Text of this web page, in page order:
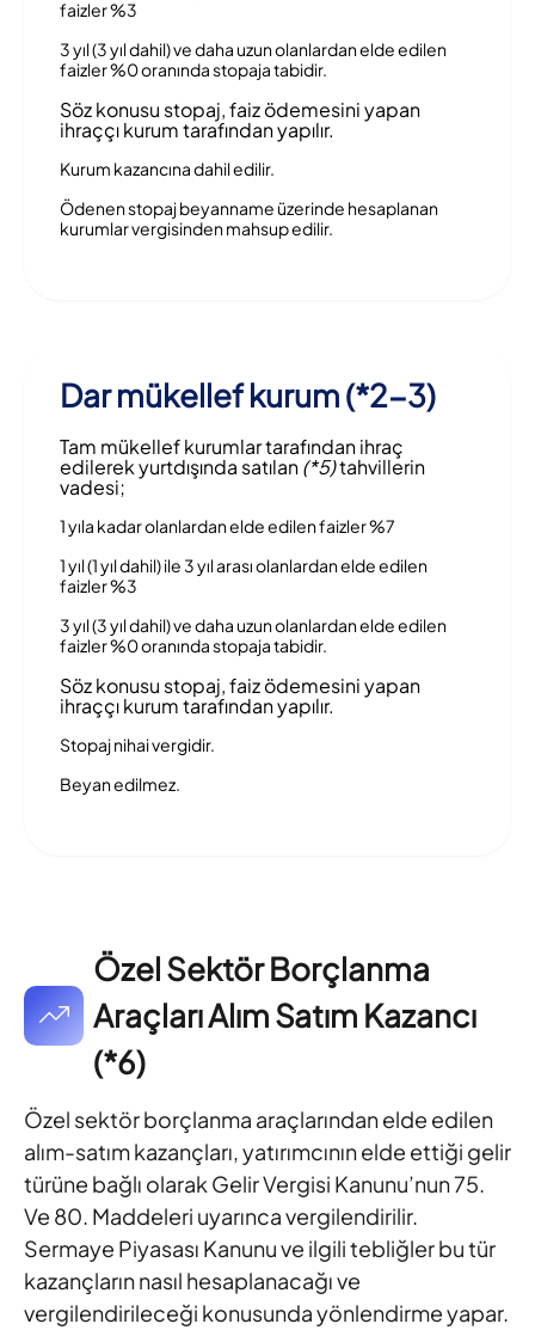
faizler %3
3 yıl (3 yıl dahil) ve daha uzun olanlardan elde edilen
faizler %0 oranında stopaja tabidir.
Söz konusu stopaj, faiz ödemesini yapan
ihraççı kurum tarafından yapılır.
Kurum kazancına dahil edilir.
Ödenen stopaj beyanname üzerinde hesaplanan
kurumlar vergisinden mahsup edilir.
Dar mükellef kurum (*2-3)
Tam mükellef kurumlar tarafından ihraç
edilerek yurtdışında satılan(*5)tahvillerin
vadesi;
1 yıla kadar olanlardan elde edilen faizler %7
1 yıl (1 yıl dahil) ile 3 yıl arası olanlardan elde edilen
faizler %3
3 yıl (3 yıl dahil) ve daha uzun olanlardan elde edilen
faizler %0 oranında stopaja tabidir.
Söz konusu stopaj, faiz ödemesini yapan
ihraççı kurum tarafından yapılır.
Stopaj nihai vergidir.
Beyan edilmez.
Özel Sektör Borçlanma
Araçları Alım Satım Kazancı
(*6)
Özel sektör borçlanma araçlarından elde edilen
alım-satım kazançları, yatırımcının elde ettiği gelir
türüne bağlı olarak Gelir Vergisi Kanunu’nun 75.
Ve 80. Maddeleri uyarınca vergilendirilir.
Sermaye Piyasası Kanunu ve ilgili tebliğler bu tür
kazançların nasıl hesaplanacağı ve
vergilendirileceği konusunda yönlendirme yapar.